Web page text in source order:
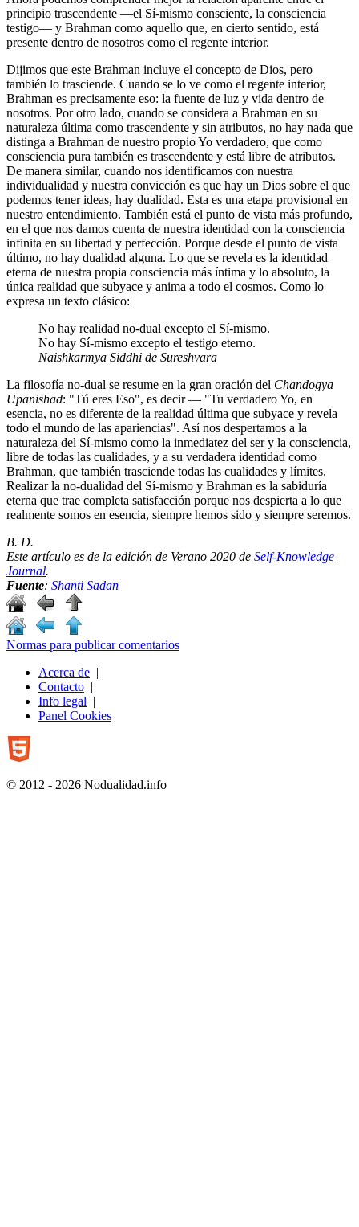
principio trascendente ―el Sí-mismo consciente, la consciencia
testigo― y Brahman como aquello que, en cierto sentido, está
presente dentro de nosotros como el regente interior.
Dijimos que este Brahman incluye el concepto de Dios, pero
también lo trasciende. Cuando se lo ve como el regente interior,
Brahman es precisamente eso: la fuente de luz y vida dentro de
nosotros. Por otro lado, cuando se considera a Brahman en su
naturaleza última como trascendente y sin atributos, no hay nada que
distinga a Brahman de nuestro propio Yo verdadero, que como
consciencia pura también es trascendente y está libre de atributos.
De manera similar, cuando nos identificamos con nuestra
individualidad y nuestra convicción es que hay un Dios sobre el que
podemos tener ideas, hay dualidad. Esta es una etapa provisional en
nuestro entendimiento. También está el punto de vista más profundo,
en el que nos damos cuenta de nuestra identidad con la consciencia
infinita en su libertad y perfección. Porque desde el punto de vista
último, no hay dualidad alguna. Lo que se revela es la identidad
eterna de nuestra propia consciencia más íntima y lo absoluto, la
única realidad que subyace y anima a todo el cosmos. Como lo
expresa un texto clásico:
No hay realidad no-dual excepto el Sí-mismo.
No hay Sí-mismo excepto el testigo eterno.
Naishkarmya Siddhi de Sureshvara
La filosofía no-dual se resume en la gran oración del Chandogya
Upanishad: "Tú eres Eso", es decir ― "Tu verdadero Yo, en
esencia, no es diferente de la realidad última que subyace y revela
todo el mundo de las apariencias". Así nos despertamos a la
naturaleza del Sí-mismo como la inmediatez del ser y la consciencia,
libre de todas las cualidades, y a su verdadera identidad como
Brahman, que también trasciende todas las cualidades y límites.
Realizar la no-dualidad del Sí-mismo y Brahman es la sabiduría
eterna que trae completa satisfacción porque nos despierta a lo que
realmente somos en esencia, siempre hemos sido y siempre seremos.
B. D.
Este artículo es de la edición de Verano 2020 de Self-Knowledge
Journal.
Fuente: Shanti Sadan
Normas para publicar comentarios
Acerca de |
Contacto |
Info legal |
Panel Cookies
© 2012 - 2026 Nodualidad.info